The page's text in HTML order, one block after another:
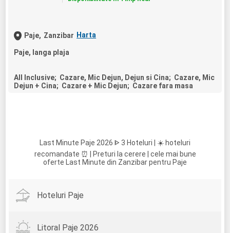
Paje, Zanzibar Harta
Paje, langa plaja
All Inclusive; Cazare, Mic Dejun, Dejun si Cina; Cazare, Mic
Dejun + Cina; Cazare + Mic Dejun; Cazare fara masa
Last Minute Paje 2026 ᐈ 3 Hoteluri | ☀️ hoteluri
recomandate ⏰ | Preturi la cerere | cele mai bune
oferte Last Minute din Zanzibar pentru Paje
Hoteluri Paje
Litoral Paje 2026